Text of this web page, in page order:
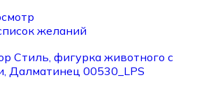
желаний
Стиль, фигурка животного с
Далматинец 00530_LPS